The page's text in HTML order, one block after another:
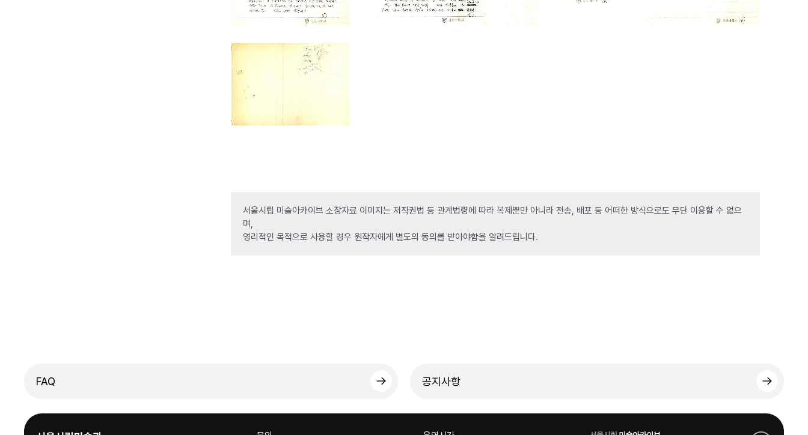
서울시립 미술아카이브 소장자료 이미지는 저작권법 등 관계법령에 따라 복제뿐만 아니라 전송, 배포 등 어떠한 방식으로도 무단 이용할 수 없으
며,
영리적인 목적으로 사용할 경우 원작자에게 별도의 동의를 받아야함을 알려드립니다.
FAQ 공지사항